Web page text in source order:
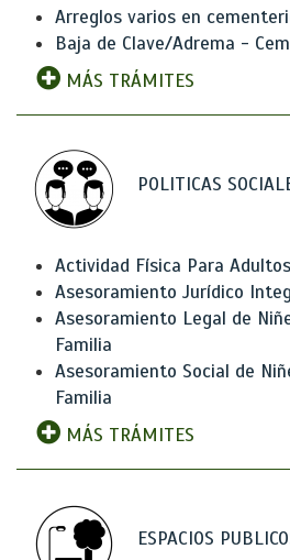
Arreglos varios en
Baja de Clave/Adrema -
MÁS TRÁMITES
POLITICAS
Actividad Física Para
Asesoramiento Jurídico
Asesoramiento Legal de
Familia
Asesoramiento Social de
Familia
MÁS TRÁMITES
ESPACIOS